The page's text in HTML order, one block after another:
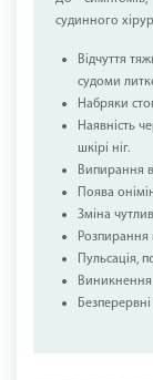
судинного
Відчуття
судоми
Набряки
Наявність
шкірі ніг.
Випирання
Поява
Зміна
Розпирання
Пульсація,